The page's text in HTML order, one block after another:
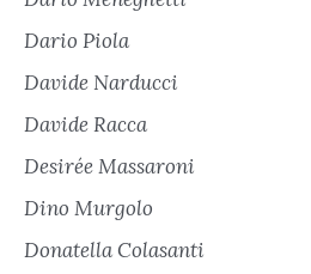
Dario Piola
Davide Narducci
Davide Racca
Desirée Massaroni
Dino Murgolo
Donatella Colasanti